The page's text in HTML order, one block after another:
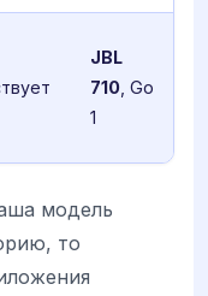
JBL
710 , Go
1
модель
то